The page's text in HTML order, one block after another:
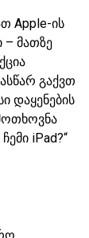
Apple-ის
– მათზე
გაქვთ
დაყენების
iPad?“